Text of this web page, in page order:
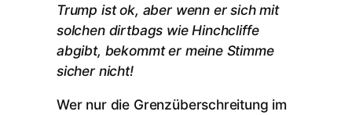
Trump ist ok, aber wenn er sich mit
solchen dirtbags wie Hinchcliffe
abgibt, bekommt er meine Stimme
sicher nicht!
Wer nur die Grenzüberschreitung im